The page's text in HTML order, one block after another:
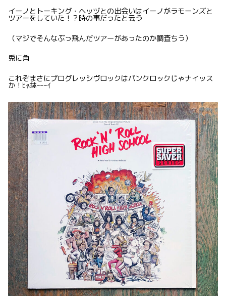
イーノとトーキング・ヘッヅとの出会いはイーノがラモーンズと
ツアーをしていた！？時の事だったと云う
（マジでそんなぶっ飛んだツアーがあったのか調査ちう）
兎に角
これぞまさにプログレッシヴロックはパンクロックじゃナイッス
か！ﾋｬﾎﾎｰｰｰｲ